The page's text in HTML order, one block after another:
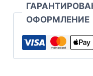
ОФОРМЛЕНИЕ